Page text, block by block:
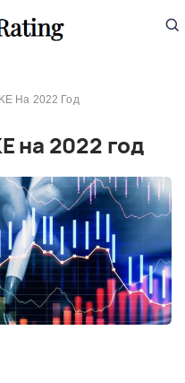
На 2022 Год
на 2022 год